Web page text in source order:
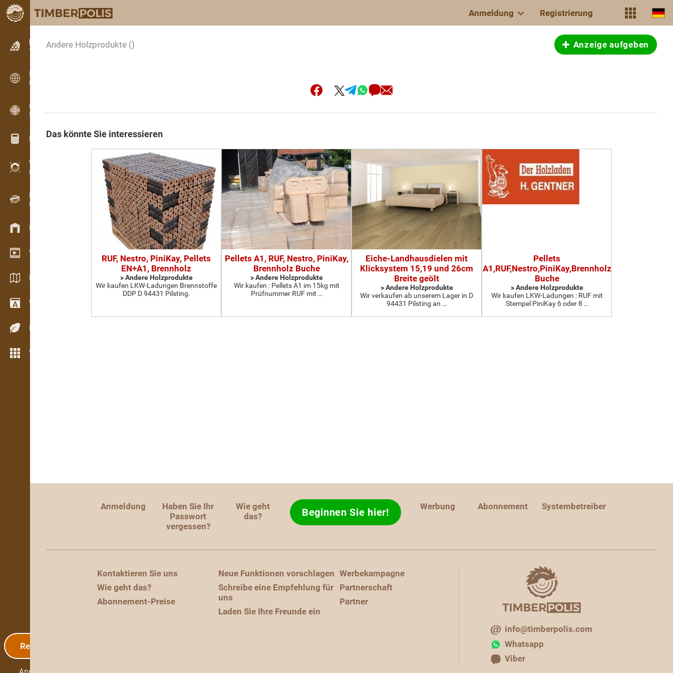
Anmeldung Registrierung
Kleinanzeigen
Textanzeigen
Kleinanzeigen
Internationale Anzeigen
OPTI-TIMB
Schnittbilder
Holz-Rechner
WoodProfi
Holzvolumen mit KI
Registriergerät
Holzbestandsaufnahme im Gelände
Bestandsmanagement
Video Showroom
Kataloge / Broschüren
Wörterbuch
Holzarten
Weitere Funktionen
Registrierung
Andere Holzprodukte () Anzeige aufgeben
Das könnte Sie interessieren
RUF, Nestro, PiniKay, Pellets
EN+A1, Brennholz
> Andere Holzprodukte
Wir kaufen LKW-Ladungen Brennstoffe
DDP D 94431 Pilsting.
Pellets A1, RUF, Nestro, PiniKay,
Brennholz Buche
> Andere Holzprodukte
Wir kaufen : Pellets A1 im 15kg mit
Prüfnummer RUF mit …
Eiche-Landhausdielen mit
Klicksystem 15,19 und 26cm
Breite geölt
> Andere Holzprodukte
Wir verkaufen ab unserem Lager in D
94431 Pilsting an …
Pellets
A1,RUF,Nestro,PiniKay,Brennholz
Buche
> Andere Holzprodukte
Wir kaufen LKW-Ladungen : RUF mit
Stempel PiniKay 6 oder 8 …
Anmeldung
Haben Sie Ihr
Passwort
vergessen?
Wie geht
das?
Beginnen Sie hier! Werbung Abonnement Systembetreiber
Kontaktieren Sie uns
Wie geht das?
Abonnement-Preise
Neue Funktionen vorschlagen
Schreibe eine Empfehlung für
uns
Laden Sie Ihre Freunde ein
Werbekampagne
Partnerschaft
Partner
info@timberpolis.com
Whatsapp
Viber